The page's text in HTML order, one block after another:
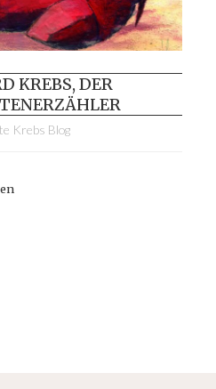
KREBS, DER
Krebs Blog